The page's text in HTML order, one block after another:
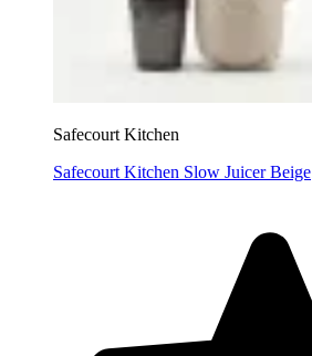
Safecourt Kitchen
Safecourt Kitchen Slow Juicer Beige